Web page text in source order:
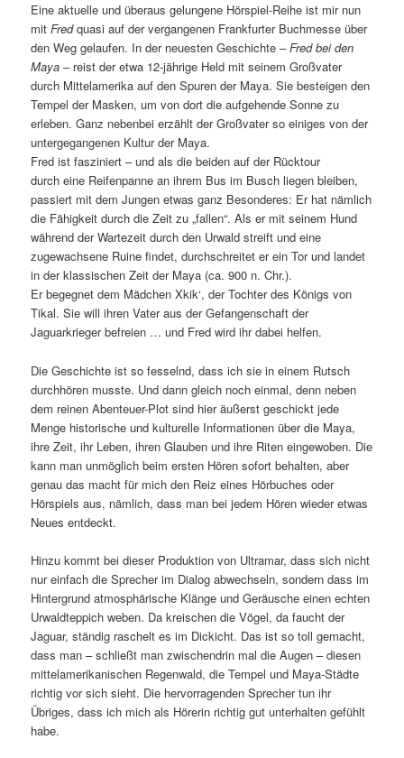
Eine aktuelle und überaus gelungene Hörspiel-Reihe ist mir nun
mitFredquasi auf der vergangenen Frankfurter Buchmesse über
den Weg gelaufen. In der neuesten Geschichte –Fred bei den
Maya – reist der etwa 12-jährige Held mit seinem Großvater
durch Mittelamerika auf den Spuren der Maya. Sie besteigen den
Tempel der Masken, um von dort die aufgehende Sonne zu
erleben. Ganz nebenbei erzählt der Großvater so einiges von der
untergegangenen Kultur der Maya.
Fred ist fasziniert – und als die beiden auf der Rücktour
durch eine Reifenpanne an ihrem Bus im Busch liegen bleiben,
passiert mit dem Jungen etwas ganz Besonderes: Er hat nämlich
die Fähigkeit durch die Zeit zu „fallen“. Als er mit seinem Hund
während der Wartezeit durch den Urwald streift und eine
zugewachsene Ruine findet, durchschreitet er ein Tor und landet
in der klassischen Zeit der Maya (ca. 900 n. Chr.).
Er begegnet dem Mädchen Xkik‘, der Tochter des Königs von
Tikal. Sie will ihren Vater aus der Gefangenschaft der
Jaguarkrieger befreien … und Fred wird ihr dabei helfen.
Die Geschichte ist so fesselnd, dass ich sie in einem Rutsch
durchhören musste. Und dann gleich noch einmal, denn neben
dem reinen Abenteuer-Plot sind hier äußerst geschickt jede
Menge historische und kulturelle Informationen über die Maya,
ihre Zeit, ihr Leben, ihren Glauben und ihre Riten eingewoben. Die
kann man unmöglich beim ersten Hören sofort behalten, aber
genau das macht für mich den Reiz eines Hörbuches oder
Hörspiels aus, nämlich, dass man bei jedem Hören wieder etwas
Neues entdeckt.
Hinzu kommt bei dieser Produktion von Ultramar, dass sich nicht
nur einfach die Sprecher im Dialog abwechseln, sondern dass im
Hintergrund atmosphärische Klänge und Geräusche einen echten
Urwaldteppich weben. Da kreischen die Vögel, da faucht der
Jaguar, ständig raschelt es im Dickicht. Das ist so toll gemacht,
dass man – schließt man zwischendrin mal die Augen – diesen
mittelamerikanischen Regenwald, die Tempel und Maya-Städte
richtig vor sich sieht. Die hervorragenden Sprecher tun ihr
Übriges, dass ich mich als Hörerin richtig gut unterhalten gefühlt
habe.